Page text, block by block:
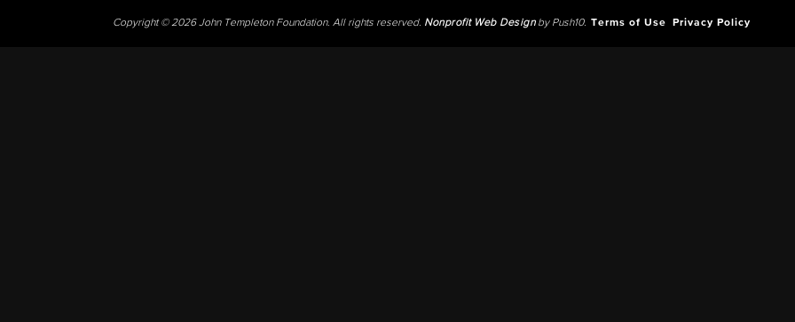
Copyright © 2026 John Templeton Foundation. All rights reserved. Nonprofit Web Designby Push10. Terms of Use Privacy Policy